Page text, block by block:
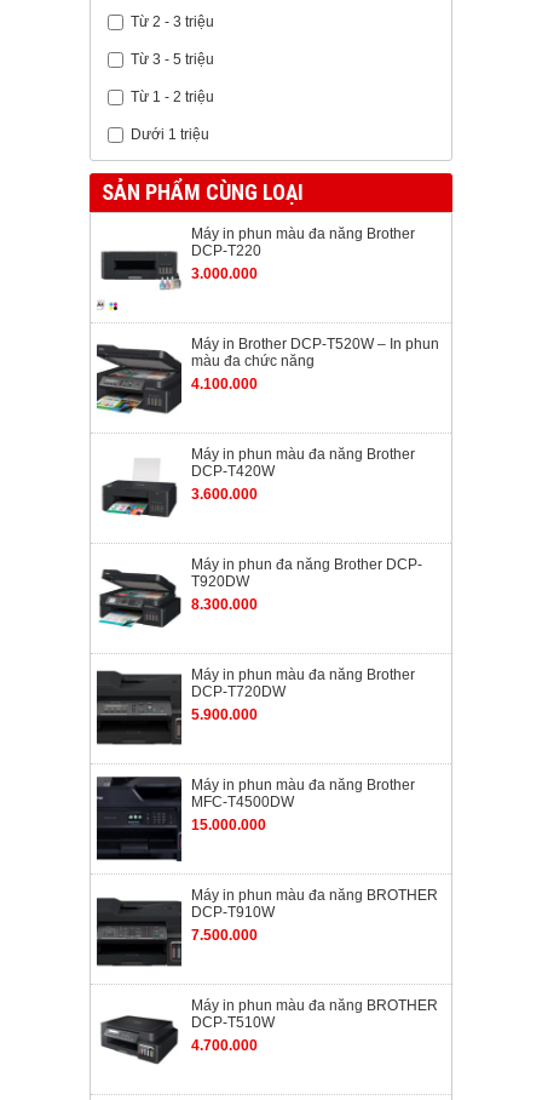
Từ 2 - 3 triệu
Từ 3 - 5 triệu
Từ 1 - 2 triệu
Dưới 1 triệu
SẢN PHẨM CÙNG LOẠI
Máy in phun màu đa năng Brother
DCP-T220
3.000.000
Máy in Brother DCP-T520W – In phun
màu đa chức năng
4.100.000
Máy in phun màu đa năng Brother
DCP-T420W
3.600.000
Máy in phun đa năng Brother DCP-
T920DW
8.300.000
Máy in phun màu đa năng Brother
DCP-T720DW
5.900.000
Máy in phun màu đa năng Brother
MFC-T4500DW
15.000.000
Máy in phun màu đa năng BROTHER
DCP-T910W
7.500.000
Máy in phun màu đa năng BROTHER
DCP-T510W
4.700.000